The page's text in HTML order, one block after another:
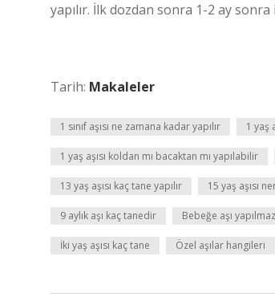
yapılır. İlk dozdan sonra 1-2 ay
Tarih: Makaleler
1 sınıf aşısı ne zamana kadar yapılır 1 yaş
1 yaş aşısı koldan mı bacaktan mı yapılabilir
13 yaş aşısı kaç tane yapılır 15 yaş aşısı
9 aylık aşı kaç tanedir Bebeğe aşı
İki yaş aşısı kaç tane Özel aşılar hangileri